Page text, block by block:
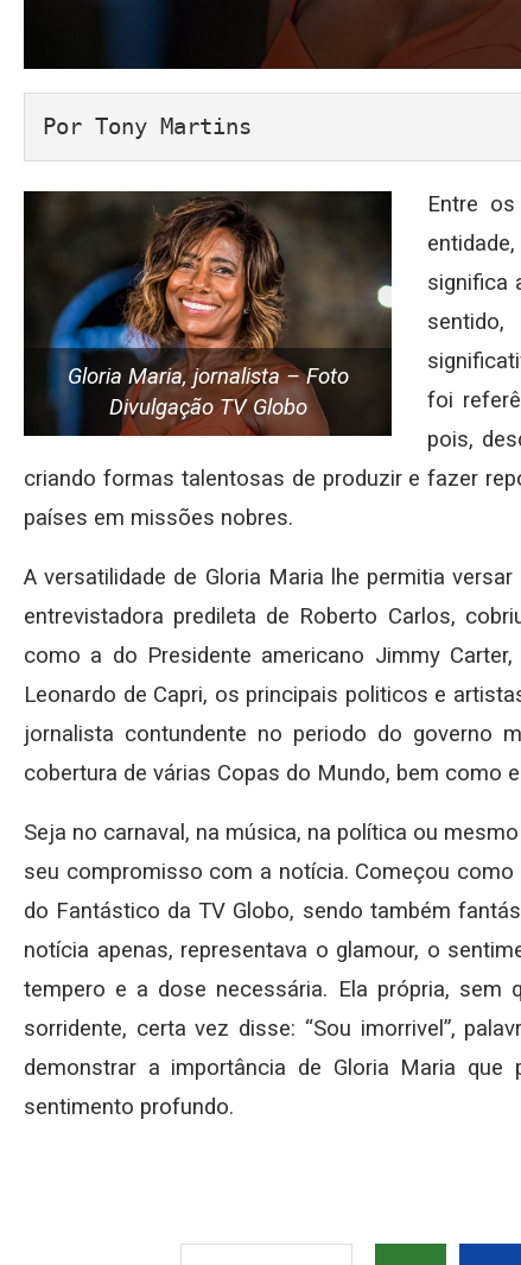
Por Tony Martins
Gloria Maria, jornalista – Foto
Divulgação TV Globo
Entre
significa
foi
pois,
criando formas talentosas de produzir e fazer
países em missões nobres.
A versatilidade de Gloria Maria lhe permitia
entrevistadora predileta de Roberto Carlos,
como a do Presidente americano Jimmy
Leonardo de Capri, os principais politicos e
jornalista contundente no periodo do governo
cobertura de várias Copas do Mundo, bem como
Seja no carnaval, na música, na política ou
seu compromisso com a notícia. Começou
do Fantástico da TV Globo, sendo também
notícia apenas, representava o glamour, o
tempero e a dose necessária. Ela própria, sem
sorridente, certa vez disse: “Sou imorrivel”,
demonstrar a importância de Gloria Maria
sentimento profundo.